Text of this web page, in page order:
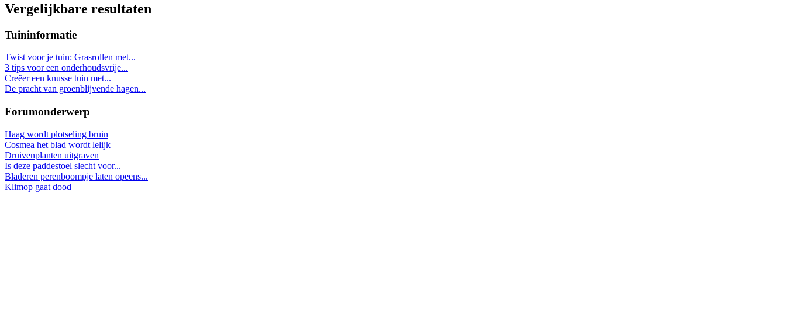
Vergelijkbare resultaten
Tuininformatie
Twist voor je tuin: Grasrollen met...
3 tips voor een onderhoudsvrije...
Creëer een knusse tuin met...
De pracht van groenblijvende hagen...
Forumonderwerp
Haag wordt plotseling bruin
Cosmea het blad wordt lelijk
Druivenplanten uitgraven
Is deze paddestoel slecht voor...
Bladeren perenboompje laten opeens...
Klimop gaat dood